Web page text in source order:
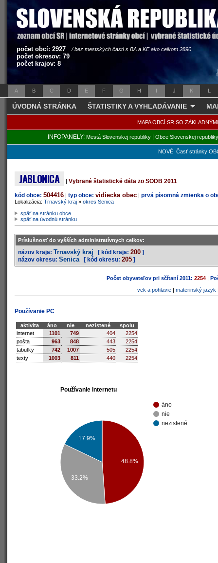
počet obcí: 2927 / bez mestských častí s BA a KE ako celkom 2890
počet okresov: 79
počet krajov: 8
A B C D E F G H I J K L
ÚVODNÁ STRÁNKA ŠTATISTIKY A VYHĽADÁVANIE
MAPA OBCÍ SR SO
INFOPANELY: Mestá Slovenskej republiky| Obce Slovenskej republiky
NOVÉ: Časť stránky
JABLONICA | Vybrané štatistické dáta zo SODB 2011
kód obce: 504416 | typ obce: vidiecka obec | prvá písomná zmienka o
Lokalizácia: Trnavský kraj » okres Senica
späť na stránku obce
späť na úvodnú stránku
Príslušnosť do vyšších administratívnych celkov:
názov kraja: Trnavský kraj [ kód kraja: 200 ]
názov okresu: Senica [ kód okresu: 205 ]
Počet obyvateľov pri sčítaní 2011: 2254 |
vek a pohlavie| materinský jazyk
Používanie PC
aktivita áno nie nezistené
spolu
internet
1101 749 404
2254
pošta
963 848 443
2254
tabuľky
742 1007 505
2254
texty
1003 811 440 2254
Používanie internetu
áno
nie
nezistené
48.8%
17.9%
33.2%